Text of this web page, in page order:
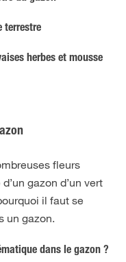
terrestre
herbes et mousse
fleurs
gazon d’un vert
il faut se
un gazon.
dans le gazon ?